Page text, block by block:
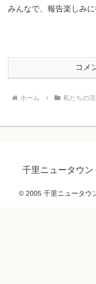
みんなで、報告楽しみに
コメ
ホーム 私たちの
千里ニュータウ
© 2005 千里ニュータウ